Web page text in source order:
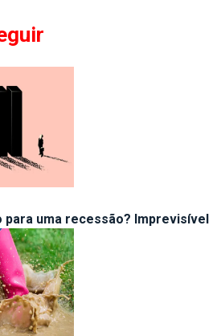
para uma recessão? Imprevisível